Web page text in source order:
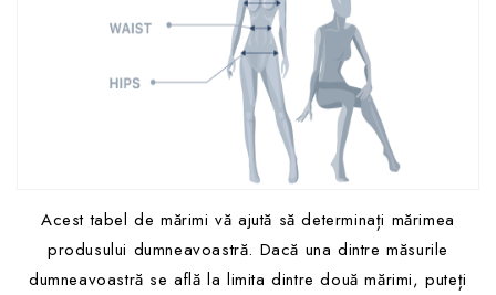
Acest tabel de mărimi vă ajută să determinați mărimea
produsului dumneavoastră. Dacă una dintre măsurile
dumneavoastră se află la limita dintre două mărimi, puteți